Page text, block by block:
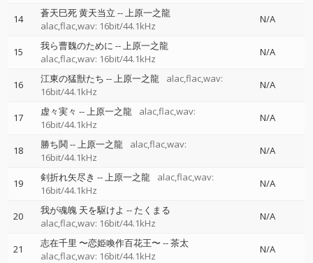
14 蒼天巳死 黄天当立 --上原一之龍
alac,flac,wav: 16bit/44.1kHz
N/A
15 我ら曹魏のために --上原一之龍
alac,flac,wav: 16bit/44.1kHz
N/A
16 江東の猛獣たち --上原一之龍
alac,flac,wav:
16bit/44.1kHz
N/A
17 虚々実々 --上原一之龍
alac,flac,wav:
16bit/44.1kHz
N/A
18 勝ち鬨--上原一之龍
alac,flac,wav:
16bit/44.1kHz
N/A
19 剣折れ矢尽き --上原一之龍
alac,flac,wav:
16bit/44.1kHz
N/A
20 我が魂魄 天を駆けよ -- たくまる
alac,flac,wav: 16bit/44.1kHz
N/A
21 志在千里 〜恋姫喚作百花王〜 --茶太
alac,flac,wav: 16bit/44.1kHz
N/A